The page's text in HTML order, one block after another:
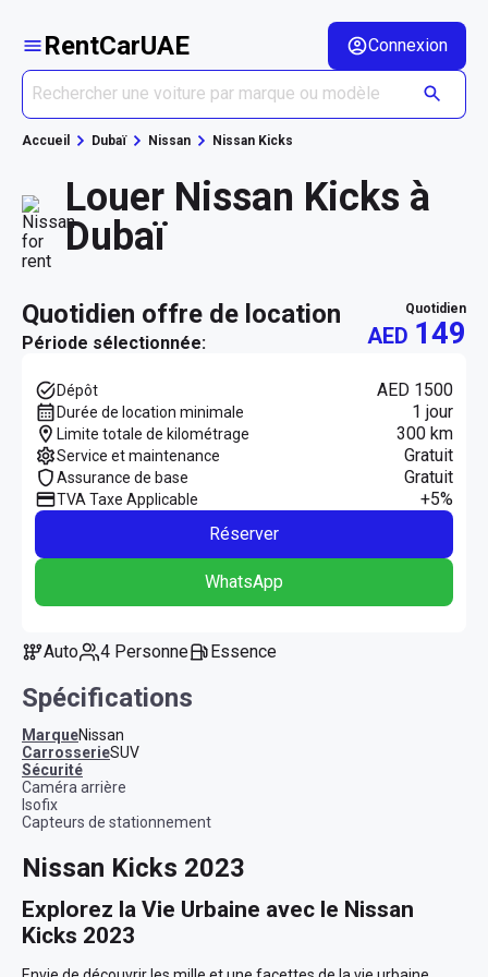
RentCarUAE Connexion
Accueil Dubaï Nissan Nissan Kicks
Louer Nissan Kicks à
Dubaï
quotidien offre de location
Période sélectionnée:
quotidien
AED 149
Dépôt AED 1500
Durée de location minimale 1 jour
Limite totale de kilométrage 300 km
Service et maintenance Gratuit
Assurance de base Gratuit
TVA Taxe Applicable
+5%
Réserver
WhatsApp
Auto 4 Personne Essence
Spécifications
MarqueNissan
CarrosserieSUV
sécurité
Caméra arrière
Isofix
Capteurs de stationnement
Nissan Kicks 2023
Explorez la Vie Urbaine avec le Nissan
Kicks 2023